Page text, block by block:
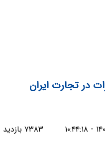
در تجارت ایران
۷۳۸۳ بازدید